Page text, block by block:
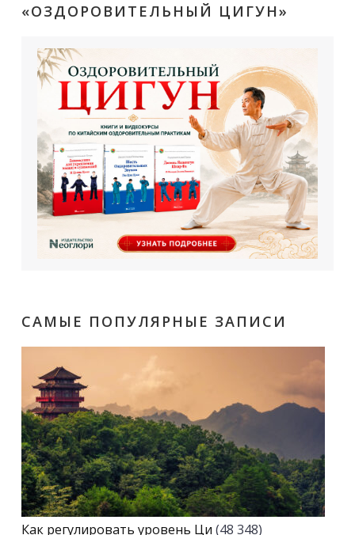
«ОЗДОРОВИТЕЛЬНЫЙ ЦИГУН»
САМЫЕ ПОПУЛЯРНЫЕ ЗАПИСИ
Как регулировать уровень Ци (48 348)